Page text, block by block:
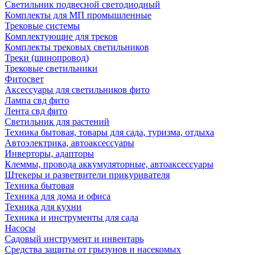
Светильник подвесной светодиодный
Комплекты для МП промышленные
Трековые системы
Комплектующие для треков
Комплекты трековых светильников
Треки (шинопровод)
Трековые светильники
Фитосвет
Аксессуары для светильников фито
Лампа свд фито
Лента свд фито
Светильник для растений
Техника бытовая, товары для сада, туризма, отдыха
Автоэлектрика, автоаксессуары
Инверторы, адапторы
Клеммы, провода аккумуляторные, автоаксессуары
Штекеры и разветвители прикуривателя
Техника бытовая
Техника для дома и офиса
Техника для кухни
Техника и инструменты для сада
Насосы
Садовый инструмент и инвентарь
Средства защиты от грызунов и насекомых